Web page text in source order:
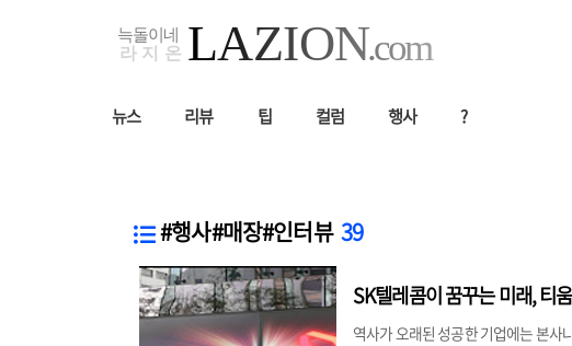
뉴스 리뷰 팁 컬럼 행사 ?
#행사#매장#인터뷰 39
SK텔레콤이 꿈꾸는 미래, 티
역사가 오래된 성공한 기업에는 본사